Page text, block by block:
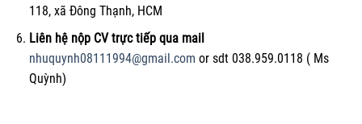
118, xã Đông Thạnh, HCM
Liên hệ nộp CV trực tiếp qua mail
nhuquynh08111994@gmail.com or sdt 038.959.0118 ( Ms
Quỳnh)